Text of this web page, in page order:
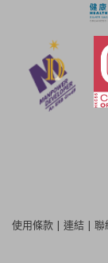
使用條款 | 連結 | 聯